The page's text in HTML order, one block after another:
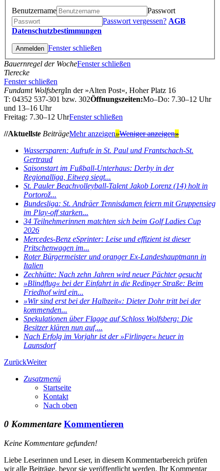
Benutzername
Passwort
Passwort vergessen? AGB
Datenschutzbestimmungen
Fenster schließen
Bauernregel der WocheFenster schließen
Tierecke
Fenster schließen
Fundamt WolfsbergIn der »Alten Post«, Hoher Platz 16
T: 04352 537-301 bzw. 302Öffnungszeiten:Mo–Do: 7.30–12 Uhr
und 13–16 Uhr
Freitag: 7.30–12 UhrFenster schließen
//Aktuellste BeiträgeMehr anzeigen»Weniger anzeigen»
Wassersparen: Aufrufe in St. Paul und Frantschach-St.
Gertraud
Saisonstart im Fußball-Unterhaus: Derby in der
Regionalliga, Eitweg siegt...
St. Pauler Beachvolleyball-Talent Jakob Lorenz (14) holt in
Portorož...
Bundesliga: St. Andräer Tennisdamen feiern mit Gruppensieg
im Play-off starken...
34 Teilnehmerinnen matchten sich beim Golf Ladies Cup
2026
Mercedes-Benz eSprinter: Leise und effizient ist dieser
Pritschenwagen im...
Roter Bürgermeister und oranger Ex-Landeshauptmann in
Italien
Zechhütte: Nach zehn Jahren wird neuer Pächter gesucht
»Blindflug« bei der Einfahrt in die Redinger Straße: Beim
Friedhof wird ein...
»Wir sind erst bei der Halbzeit«: Dieter Dohr tritt bei der
kommenden...
Spekulationen über Flagge auf Schloss Wolfsberg: Die
Besitzer klären nun auf,...
Nach Erfolg im Vorjahr ist der »Firlinger« heuer in
Launsdorf
ZurückWeiter
Zusatzmenü
Startseite
Kontakt
Nach oben
0 Kommentare Kommentieren
Keine Kommentare gefunden!
Liebe Leserinnen und Leser, in diesem Kommentarbereich prüfen
wir alle Beiträge, bevor sie veröffentlicht werden. Ihr Kommentar